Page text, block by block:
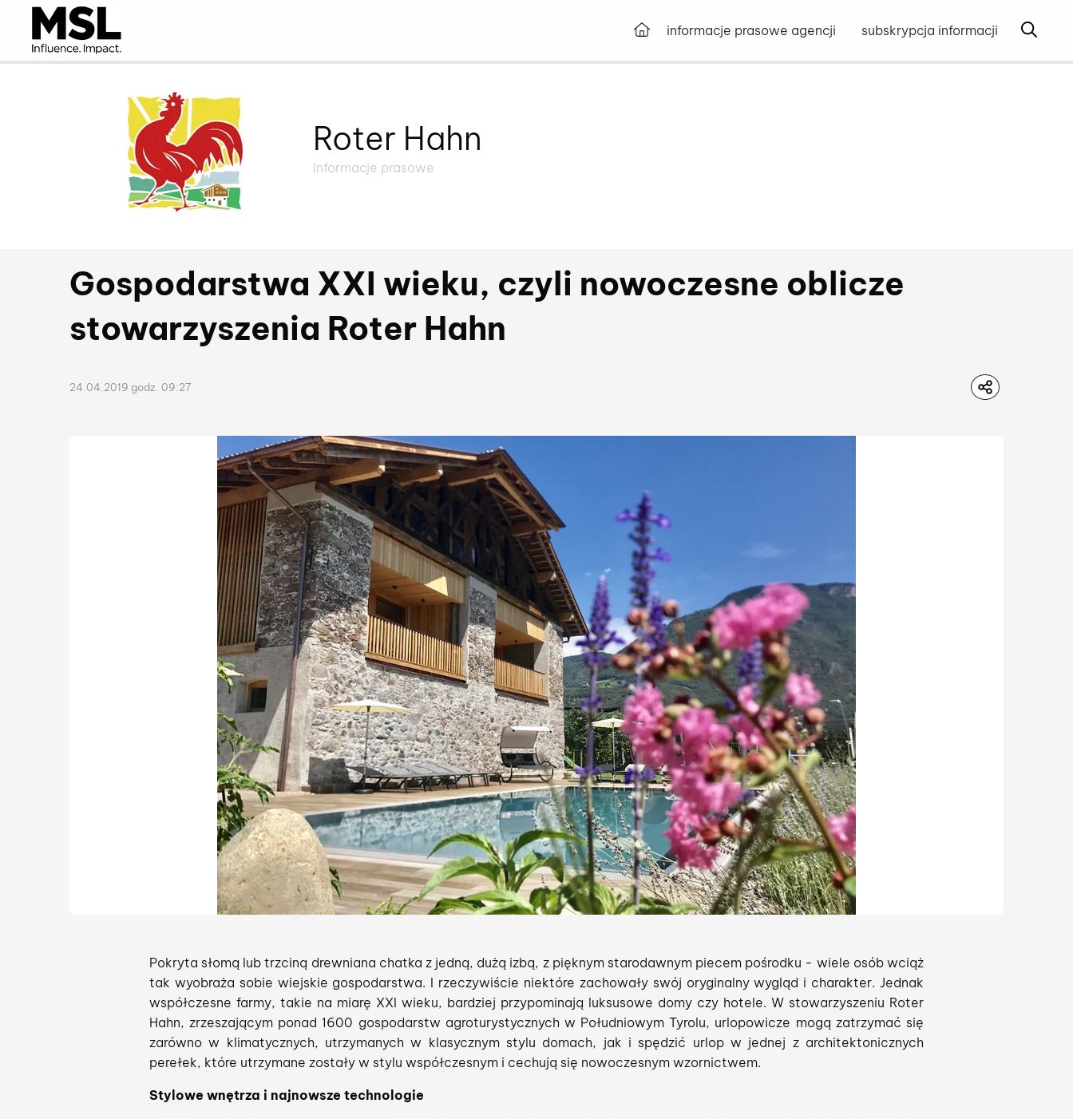
Przejdź do strony głównej
informacje prasowe agencji subskrypcja informacji Otwórz
Roter Hahn
Informacje prasowe
Gospodarstwa XXI wieku, czyli nowoczesne oblicze
stowarzyszenia Roter Hahn
24.04.2019 godz. 09:27
Pokryta słomą lub trzciną drewniana chatka z jedną, dużą izbą, z pięknym starodawnym piecem pośrodku - wiele osób wciąż
tak wyobraża sobie wiejskie gospodarstwa. I rzeczywiście niektóre zachowały swój oryginalny wygląd i charakter. Jednak
współczesne farmy, takie na miarę XXI wieku, bardziej przypominają luksusowe domy czy hotele. W stowarzyszeniu Roter
Hahn, zrzeszającym ponad 1600 gospodarstw agroturystycznych w Południowym Tyrolu, urlopowicze mogą zatrzymać się
zarówno w klimatycznych, utrzymanych w klasycznym stylu domach, jak i spędzić urlop w jednej z architektonicznych
perełek, które utrzymane zostały w stylu współczesnym i cechują się nowoczesnym wzornictwem.
Stylowe wnętrza i najnowsze technologie